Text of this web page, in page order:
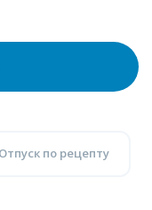
Отпуск по рецепту